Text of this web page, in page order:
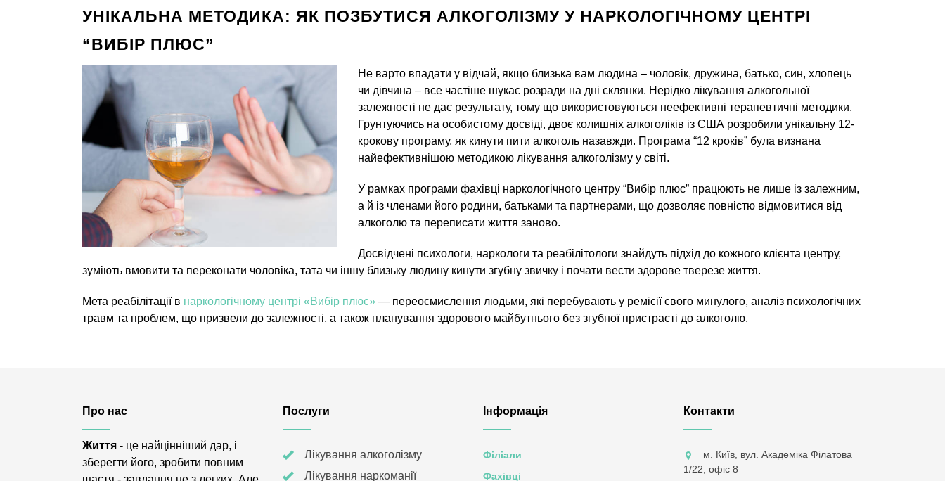
УНІКАЛЬНА МЕТОДИКА: ЯК ПОЗБУТИСЯ АЛКОГОЛІЗМУ У НАРКОЛОГІЧНОМУ ЦЕНТРІ
“ВИБІР ПЛЮС”
Не варто впадати у відчай, якщо близька вам людина – чоловік, дружина, батько, син, хлопець
чи дівчина – все частіше шукає розради на дні склянки. Нерідко лікування алкогольної
залежності не дає результату, тому що використовуються неефективні терапевтичні методики.
Грунтуючись на особистому досвіді, двоє колишніх алкоголіків із США розробили унікальну 12-
крокову програму, як кинути пити алкоголь назавжди. Програма “12 кроків” була визнана
найефективнішою методикою лікування алкоголізму у світі.
У рамках програми фахівці наркологічного центру “Вибір плюс” працюють не лише із залежним,
а й із членами його родини, батьками та партнерами, що дозволяє повністю відмовитися від
алкоголю та переписати життя заново.
Досвідчені психологи, наркологи та реабілітологи знайдуть підхід до кожного клієнта центру,
зуміють вмовити та переконати чоловіка, тата чи іншу близьку людину кинути згубну звичку і почати вести здорове тверезе життя.
Мета реабілітації в наркологічному центрі «Вибір плюс» — переосмислення людьми, які перебувають у ремісії свого минулого, аналіз психологічних
травм та проблем, що призвели до залежності, а також планування здорового майбутнього без згубної пристрасті до алкоголю.
Про нас
Життя - це найцінніший дар, і
зберегти його, зробити повним
Послуги
Лікування алкоголізму
Лікування наркоманії
Інформація
Філіали
Фахівці
Контакти
м. Київ, вул. Академіка Філатова
1/22, офіс 8